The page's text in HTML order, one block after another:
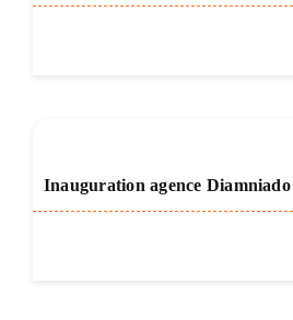
Inauguration agence Diamniado